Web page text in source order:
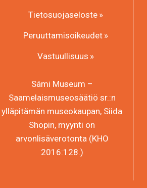
Tietosuojaseloste
Peruuttamisoikeudet
Vastuullisuus
Sámi Museum –
Saamelaismuseosäätiö sr.:n
ylläpitämän museokaupan, Siida
Shopin, myynti on
arvonlisäverotonta (KHO
2016:128.)